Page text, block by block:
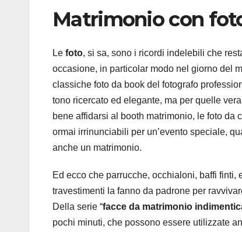
Matrimonio con
Le foto, si sa, sono i ricordi indelebili che
occasione, in particolar modo nel giorno del
classiche foto da book del fotografo
tono ricercato ed elegante, ma per quelle
bene affidarsi al booth matrimonio, le foto da
ormai irrinunciabili per un’evento speciale,
anche un matrimonio.
Ed ecco che parrucche, occhialoni, baffi finti,
travestimenti la fanno da padrone per
Della serie “facce da matrimonio
pochi minuti, che possono essere utilizzate